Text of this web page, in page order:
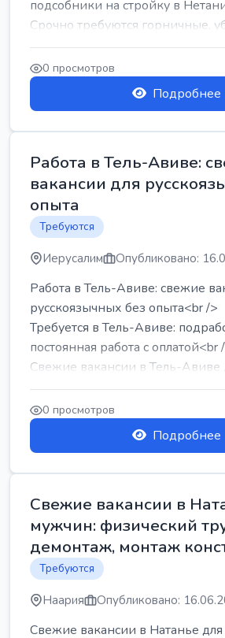
подсобники на стройку в
Срочно требуются горничные,
0 просмотров
Подробнее
Работа в Тель-Авиве:
вакансии для
опыта
Требуются
Иерусалим Опубликовано:
Работа в Тель-Авиве: свежие
русскоязычных без опыта<br />
Требуется в Тель-Авиве:
постоянная работа с оплатой<br
Свежие вакансии в Тель-
женщин от хозя...
0 просмотров
Подробнее
Свежие вакансии в
мужчин: физический
демонтаж, монтаж
Требуются
Наария Опубликовано:
Свежие вакансии в Натанье